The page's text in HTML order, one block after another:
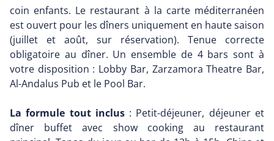
coin enfants. Le restaurant à la carte méditerranéen
est ouvert pour les dîners uniquement en haute saison
(juillet et août, sur réservation). Tenue correcte
obligatoire au dîner. Un ensemble de 4 bars sont à
votre disposition : Lobby Bar, Zarzamora Theatre Bar,
Al-Andalus Pub et le Pool Bar.
La formule tout inclus: Petit-déjeuner, déjeuner et
dîner buffet avec show cooking au restaurant